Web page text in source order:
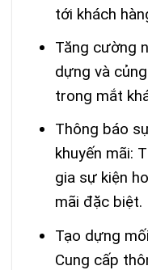
tới khách
Tăng cường
dựng và
trong mắt
Thông báo
khuyến mãi:
gia sự kiện
mãi đặc biệt.
Tạo dựng
Cung cấp